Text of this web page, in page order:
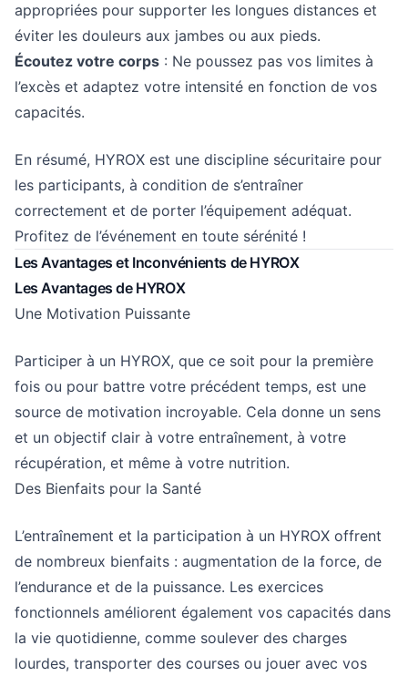
appropriées pour supporter les longues distances et
éviter les douleurs aux jambes ou aux pieds.
Écoutez votre corps : Ne poussez pas vos limites à
l’excès et adaptez votre intensité en fonction de vos
capacités.
En résumé, HYROX est une discipline sécuritaire pour
les participants, à condition de s’entraîner
correctement et de porter l’équipement adéquat.
Profitez de l’événement en toute sérénité !
Les Avantages et Inconvénients de HYROX
Les Avantages de HYROX
Une Motivation Puissante
Participer à un HYROX, que ce soit pour la première
fois ou pour battre votre précédent temps, est une
source de motivation incroyable. Cela donne un sens
et un objectif clair à votre entraînement, à votre
récupération, et même à votre nutrition.
Des Bienfaits pour la Santé
L’entraînement et la participation à un HYROX offrent
de nombreux bienfaits : augmentation de la force, de
l’endurance et de la puissance. Les exercices
fonctionnels améliorent également vos capacités dans
la vie quotidienne, comme soulever des charges
lourdes, transporter des courses ou jouer avec vos